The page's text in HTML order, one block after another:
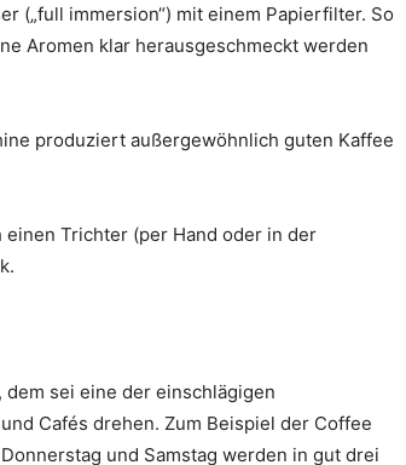
(„full immersion“) mit einem Papierfilter. So
Aromen klar herausgeschmeckt werden
produziert außergewöhnlich guten Kaffee
einen Trichter (per Hand oder in der
sei eine der einschlägigen
Cafés drehen. Zum Beispiel der Coffee
und Samstag werden in gut drei